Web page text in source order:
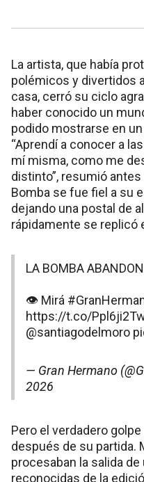
La artista, que había
polémicos y divertidos
casa, cerró su ciclo
haber conocido un
podido mostrarse en
“Aprendí a conocer a
mí misma, como me
distinto”, resumió
Bomba se fue fiel a su
dejando una postal de
rápidamente se replicó
LA BOMBA
👁️ Mirá
https://t.co/
@santiagodelmoro
— Gran Hermano
2026
Pero el verdadero
después de su partida.
procesaban la salida
reconocidas de la